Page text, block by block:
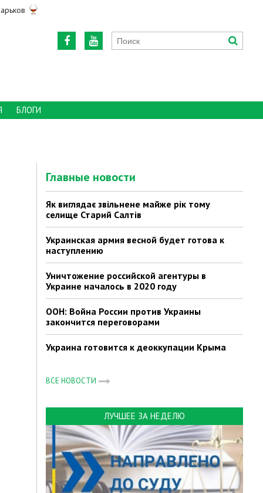
БЛОГИ
Главные новости
Як виглядає звільнене майже рік тому
селище Старий Салтів
Украинская армия весной будет готова к
наступлению
Уничтожение российской агентуры в
Украине началось в 2020 году
ООН: Война России против Украины
закончится переговорами
Украина готовится к деоккупации Крыма
ВСЕ НОВОСТИ
ЛУЧШЕЕ ЗА НЕДЕЛЮ